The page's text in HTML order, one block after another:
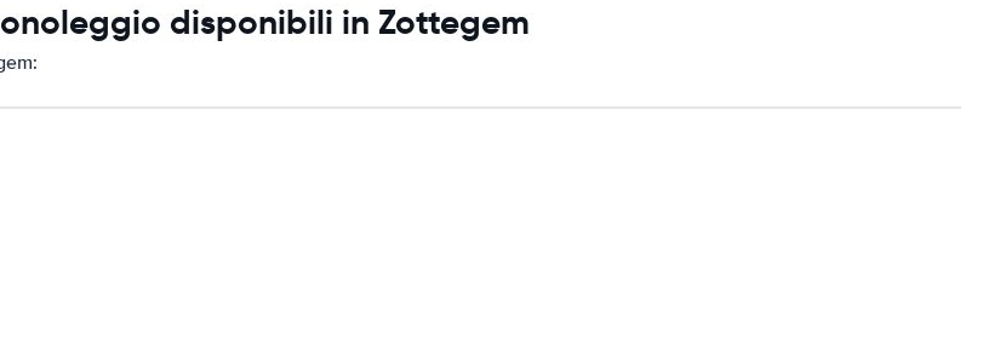
disponibili in Zottegem